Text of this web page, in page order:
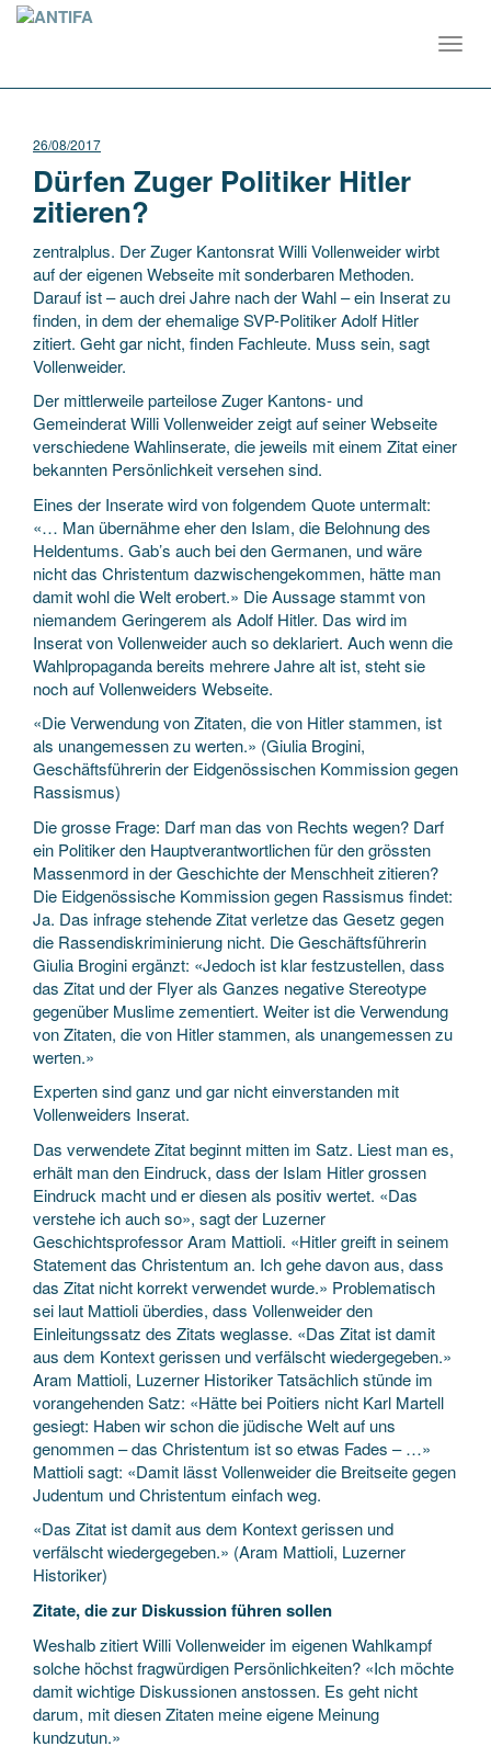
26/08/2017
Dürfen Zuger Politiker Hitler
zitieren?
zentralplus. Der Zuger Kantonsrat Willi Vollenweider wirbt
auf der eigenen Webseite mit sonderbaren Methoden.
Darauf ist – auch drei Jahre nach der Wahl – ein Inserat zu
finden, in dem der ehemalige SVP-Politiker Adolf Hitler
zitiert. Geht gar nicht, finden Fachleute. Muss sein, sagt
Vollenweider.
Der mittlerweile parteilose Zuger Kantons- und
Gemeinderat Willi Vollenweider zeigt auf seiner Webseite
verschiedene Wahlinserate, die jeweils mit einem Zitat einer
bekannten Persönlichkeit versehen sind.
Eines der Inserate wird von folgendem Quote untermalt:
«… Man übernähme eher den Islam, die Belohnung des
Heldentums. Gab’s auch bei den Germanen, und wäre
nicht das Christentum dazwischengekommen, hätte man
damit wohl die Welt erobert.» Die Aussage stammt von
niemandem Geringerem als Adolf Hitler. Das wird im
Inserat von Vollenweider auch so deklariert. Auch wenn die
Wahlpropaganda bereits mehrere Jahre alt ist, steht sie
noch auf Vollenweiders Webseite.
«Die Verwendung von Zitaten, die von Hitler stammen, ist
als unangemessen zu werten.» (Giulia Brogini,
Geschäftsführerin der Eidgenössischen Kommission gegen
Rassismus)
Die grosse Frage: Darf man das von Rechts wegen? Darf
ein Politiker den Hauptverantwortlichen für den grössten
Massenmord in der Geschichte der Menschheit zitieren?
Die Eidgenössische Kommission gegen Rassismus findet:
Ja. Das infrage stehende Zitat verletze das Gesetz gegen
die Rassendiskriminierung nicht. Die Geschäftsführerin
Giulia Brogini ergänzt: «Jedoch ist klar festzustellen, dass
das Zitat und der Flyer als Ganzes negative Stereotype
gegenüber Muslime zementiert. Weiter ist die Verwendung
von Zitaten, die von Hitler stammen, als unangemessen zu
werten.»
Experten sind ganz und gar nicht einverstanden mit
Vollenweiders Inserat.
Das verwendete Zitat beginnt mitten im Satz. Liest man es,
erhält man den Eindruck, dass der Islam Hitler grossen
Eindruck macht und er diesen als positiv wertet. «Das
verstehe ich auch so», sagt der Luzerner
Geschichtsprofessor Aram Mattioli. «Hitler greift in seinem
Statement das Christentum an. Ich gehe davon aus, dass
das Zitat nicht korrekt verwendet wurde.» Problematisch
sei laut Mattioli überdies, dass Vollenweider den
Einleitungssatz des Zitats weglasse. «Das Zitat ist damit
aus dem Kontext gerissen und verfälscht wiedergegeben.»
Aram Mattioli, Luzerner Historiker Tatsächlich stünde im
vorangehenden Satz: «Hätte bei Poitiers nicht Karl Martell
gesiegt: Haben wir schon die jüdische Welt auf uns
genommen – das Christentum ist so etwas Fades – …»
Mattioli sagt: «Damit lässt Vollenweider die Breitseite gegen
Judentum und Christentum einfach weg.
«Das Zitat ist damit aus dem Kontext gerissen und
verfälscht wiedergegeben.» (Aram Mattioli, Luzerner
Historiker)
Zitate, die zur Diskussion führen sollen
Weshalb zitiert Willi Vollenweider im eigenen Wahlkampf
solche höchst fragwürdigen Persönlichkeiten? «Ich möchte
damit wichtige Diskussionen anstossen. Es geht nicht
darum, mit diesen Zitaten meine eigene Meinung
kundzutun.»